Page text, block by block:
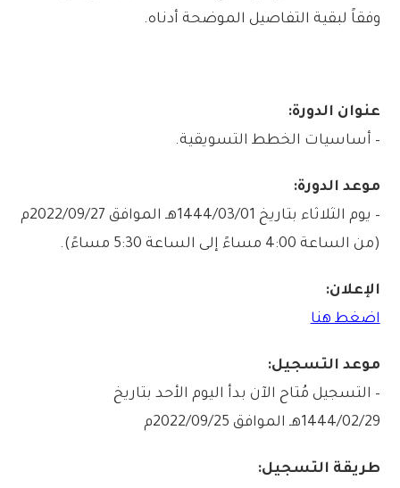
وفقاً لبقية التفاصيل الموضحة أدناه.
عنوان الدورة:
– أساسيات الخطط التسويقية.
موعد الدورة:
– يوم الثلاثاء بتاريخ 1444/03/01هـ الموافق 2022/09/27م
(من الساعة 4:00 مساءً إلى الساعة 5:30 مساءً).
الإعلان:
اضغط هنا
موعد التسجيل:
– التسجيل مُتاح الآن بدأ اليوم الأحد بتاريخ
1444/02/29هـ الموافق 2022/09/25م
طريقة التسجيل: